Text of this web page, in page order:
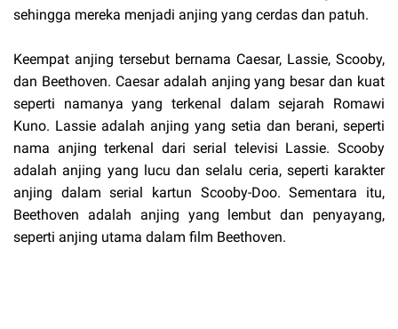
sehingga mereka menjadi anjing yang cerdas dan patuh.
Keempat anjing tersebut bernama Caesar, Lassie, Scooby,
dan Beethoven. Caesar adalah anjing yang besar dan kuat
seperti namanya yang terkenal dalam sejarah Romawi
Kuno. Lassie adalah anjing yang setia dan berani, seperti
nama anjing terkenal dari serial televisi Lassie. Scooby
adalah anjing yang lucu dan selalu ceria, seperti karakter
anjing dalam serial kartun Scooby-Doo. Sementara itu,
Beethoven adalah anjing yang lembut dan penyayang,
seperti anjing utama dalam film Beethoven.